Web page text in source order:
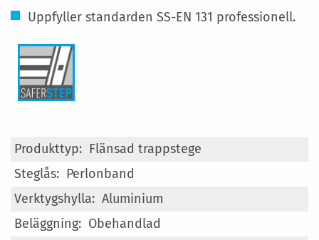
Uppfyller standarden SS-EN 131 professionell.
Mer
information
Flänsad trappstege
Perlonband
Aluminium
Obehandlad